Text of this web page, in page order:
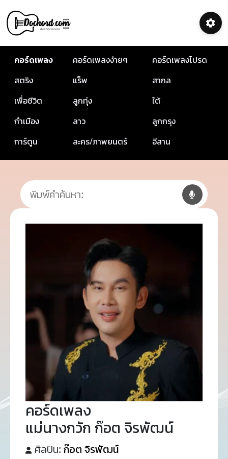
คอร์ดเพลง คอร์ดเพลงง่ายๆ
คอร์ดเพลงโปรด
สตริง
แร็พ
สากล
เพื่อชีวิต
ลูกทุ่ง
ใต้
กำเมือง
ลาว
ลูกกรุง
การ์ตูน
ละคร/ภาพยนตร์ อีสาน
คอร์ดเพลง
แม่นางกวัก ก๊อต จิรพัฒน์
ศิลปิน: ก๊อต จิรพัฒน์